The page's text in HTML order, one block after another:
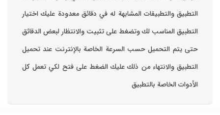
التطبيق والتطبيقات المشابهة له في دقائق معدودة ‏عليك اختيار
التطبيق المناسب لك وتضغط على تثبيت والانتظار لبعض الدقائق
حتى يتم التحميل حسب السرعة الخاصة بالإنترنت ‏عند تحميل
التطبيق والانتهاء من ذلك عليك الضغط على فتح لكي تعمل كل
الأدوات الخاصة بالتطبيق